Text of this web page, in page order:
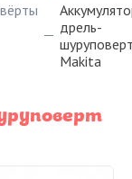
дрель-
Makita